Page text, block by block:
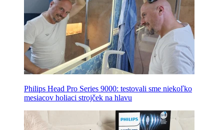
Philips Head Pro Series 9000: testovali sme niekoľko
mesiacov holiaci strojček na hlavu